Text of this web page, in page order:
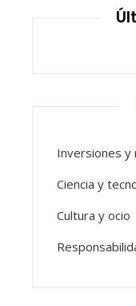
Inversiones y
Ciencia y
Cultura y ocio